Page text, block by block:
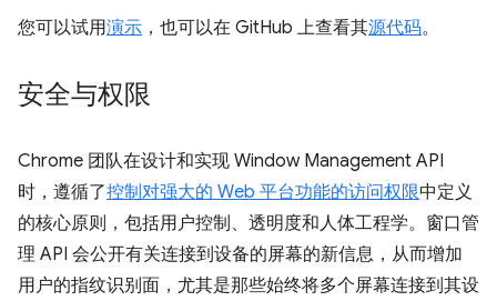
您可以试用演示 ，也可以在 GitHub 上查看其源代码。
安全与权限
Chrome 团队在设计和实现 Window Management API
时，遵循了控制对强大的 Web 平台功能的访问权限中定义
的核心原则，包括用户控制、透明度和人体工程学。窗口管
理 API 会公开有关连接到设备的屏幕的新信息，从而增加
用户的指纹识别面，尤其是那些始终将多个屏幕连接到其设